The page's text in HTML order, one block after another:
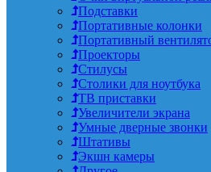
Подставки
Портативные колонки
Портативный
Проекторы
Стилусы
Столики для ноутбука
ТВ приставки
Увеличители экрана
Умные дверные звонки
Штативы
Экшн камеры